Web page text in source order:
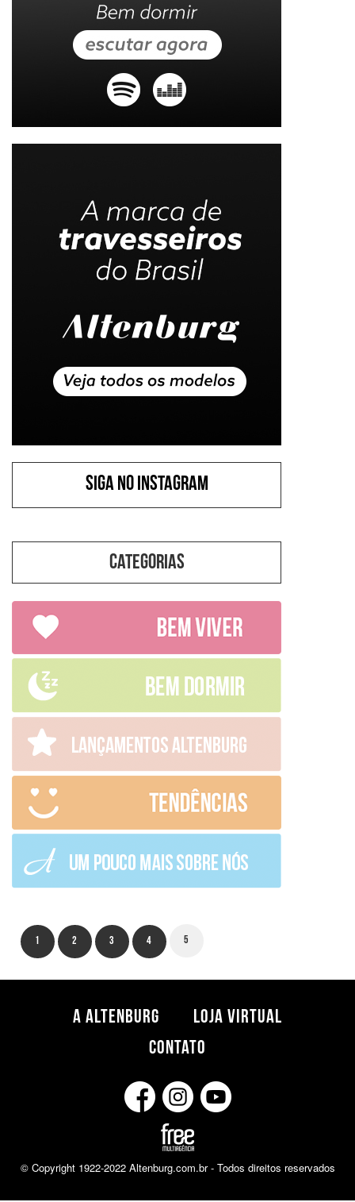
SIGA NO INSTAGRAM
Categorias
1 2 3 4 5
A ALTENBURG
LOJA VIRTUAL
CONTATO
© Copyright 1922-2022 Altenburg.com.br - Todos direitos reservados